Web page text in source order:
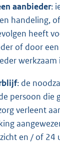
aanbieder:
handeling,
heeft
of door
werkzaam
: de
persoon die
verleent
en / of 24